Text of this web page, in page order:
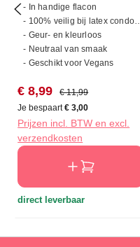
- In handige flacon
- 100% veilig bij latex condooms
- Geur- en kleurloos
- Neutraal van smaak
- Geschikt voor Vegans
Verkoopprijs:
€ 8,99 Normale prijs:
€ 11,99
Je bespaart€ 3,00
Prijzen incl. BTW en excl.
verzendkosten
direct leverbaar